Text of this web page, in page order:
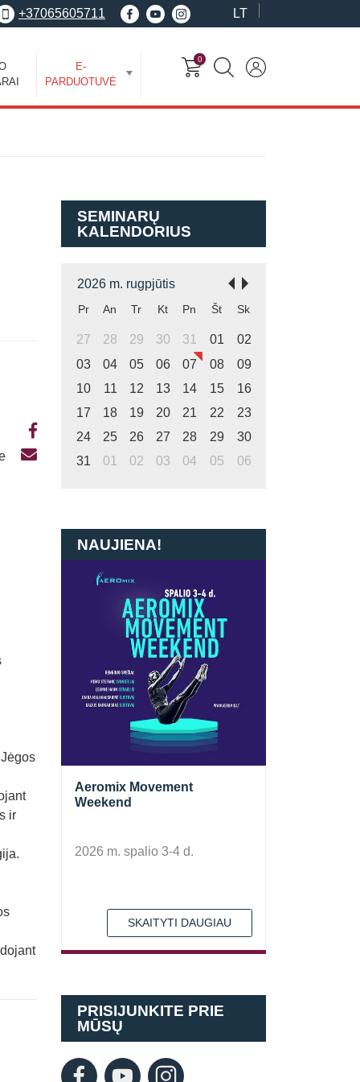
+37065605711 LT
E-
PARDUOTUVĖ
0
ir
SEMINARŲ
KALENDORIUS
2026 m. rugpjūtis
Pr An Tr Kt Pn Št Sk
27 28 29 30 31 01
02
03
04 05 06 07 08
09
10
11 12 13 14 15
16
17
18 19 20 21 22
23
24
25 26 27 28 29
30
31
01 02 03 04 05 06
NAUJIENA!
Aeromix Movement
Weekend
2026 m. spalio 3-4 d.
SKAITYTI DAUGIAU
PRISIJUNKITE PRIE
MŪSŲ